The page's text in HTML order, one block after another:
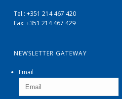
Tel.: +351 214 467 420
Fax: +351 214 467 429
NEWSLETTER GATEWAY
Email